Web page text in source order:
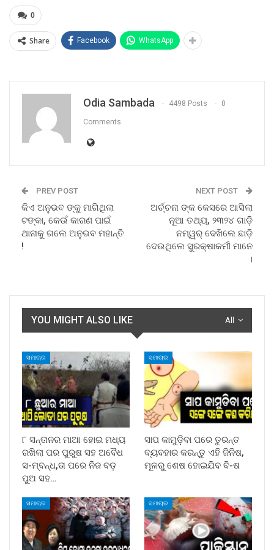
0
Share Facebook WhatsApp
Odia Sambada 4498 Posts 0
Comments
PREV POST
କିଏ ଅନୁଭବ ଙ୍କୁ ମାଗିଥିଲା
ଟଙ୍କା, କେଉଁ କାରଣ ପାଇଁ
ଥାନାକୁ ଗଲେ ଅନୁଭବ ମହାନ୍ତି
!
NEXT POST
ଅର୍ଚ୍ଚନା ଙ୍କ କେସରେ ଆସିଲା
ନୂଆ ତଥ୍ୟ, ୨୩୨୪ ଗାଡ଼ି
ନମ୍ୱର୍ ଦେଖିଲେ ଛାଡ଼ି
ଦେଉଥିଲେ ସୁରକ୍ଷାକର୍ମୀ ମାନେ
।
All
YOU MIGHT ALSO LIKE
ସମାଚାର
୮ ସନ୍ତାନର ମାଆ ହୋଇ ମଧ୍ୟ
ରଖିଲା ପର ପୁରୁଷ ସହ ଅବୈଧ
ସ-ମ୍ବନ୍ଧ,ତା ପରେ ନିଜ ବଡ଼
ପୁଅ ସହ…
ସମାଚାର
ସାପ କାମୁଡ଼ିବା ପରେ ତୁରନ୍ତ
ବ୍ୟବହାର କରନ୍ତୁ ଏହି ଜିନିଷ,
ମୂଳରୁ ଶେଷ ହୋଇଯିବ ବି-ଷ
ସମାଚାର ସମାଚାର